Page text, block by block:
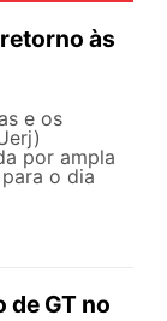
às
e os
por ampla
o dia
de GT no